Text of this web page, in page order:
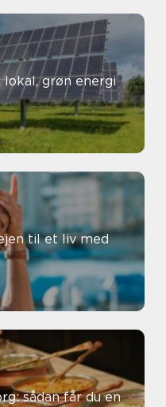
grøn energi
til et liv med
sådan får du en